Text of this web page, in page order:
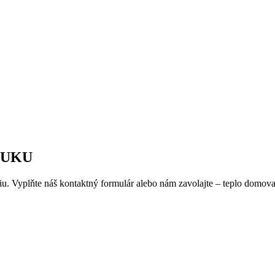
Vyplňte náš kontaktný formulár alebo nám zavolajte – teplo